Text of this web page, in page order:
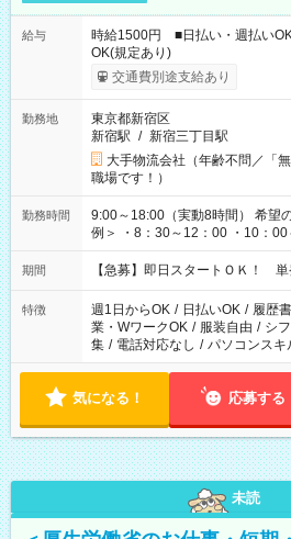
給与
時給1500円 ■日払い・週払い
OK(規定あり)
交通費別途支給あり
勤務地
東京都新宿区
新宿駅 / 新宿三丁目駅
大手物流会社（年齢不問／「
職場です！）
勤務時間
9:00～18:00（実動8時間） 希望の時間帯を選べます！ ＜シフト
例＞ ・8：30～12：00 ・10：
・13：00～22：00 ・22：00～
期間 【急募】即日スタートＯＫ！ 単
特徴 週1日からOK / 日払いOK / 履歴
業・WワークOK / 服装自由 / シ
集 / 電話対応なし / パソコンスキ
気になる！ 応募する
未読